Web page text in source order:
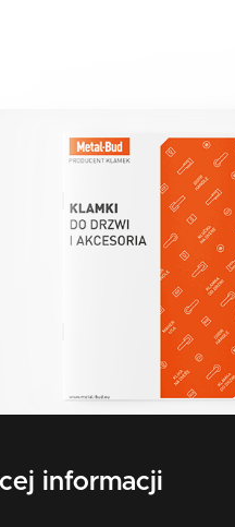
informacji